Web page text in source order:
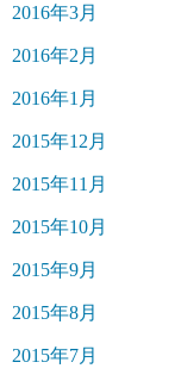
2016年3月
2016年2月
2016年1月
2015年12月
2015年11月
2015年10月
2015年9月
2015年8月
2015年7月